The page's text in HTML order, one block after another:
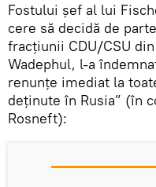
Fostului șef al lui
cere să decidă de
fracțiunii CDU/CSU
Wadephul, l-a
renunțe imediat la
deținute în Rusia” (în
Rosneft):